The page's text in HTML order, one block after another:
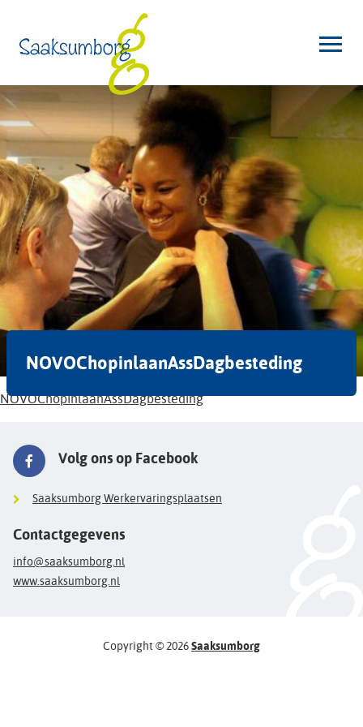
NOVOChopinlaanAssDagbesteding
NOVOChopinlaanAssDagbesteding
Volg ons op Facebook
Saaksumborg Werkervaringsplaatsen
Contactgegevens
info@saaksumborg.nl
www.saaksumborg.nl
Copyright © 2026Saaksumborg